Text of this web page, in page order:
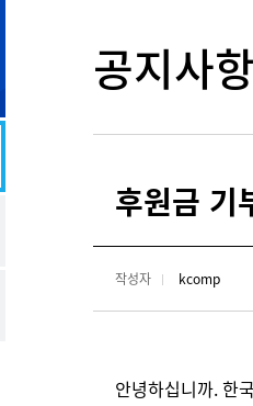
공지사항
후원금 기
작성자 kcomp
안녕하십니까.한